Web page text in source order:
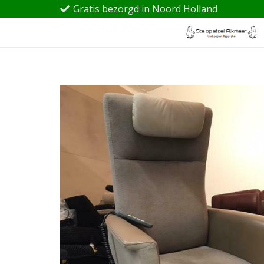
Gratis bezorgd in Noord Holland